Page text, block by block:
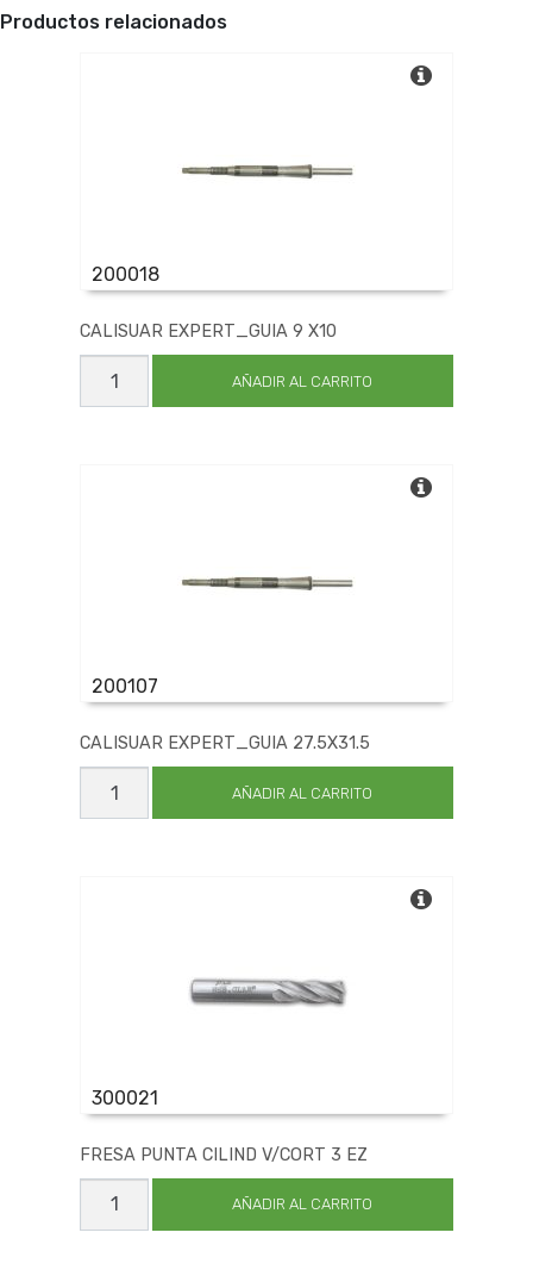
Productos relacionados
200018
CALISUAR EXPERT_GUIA 9 X10
CALISUAR
EXPERT_GUIA
9
AÑADIR AL CARRITO
200107
CALISUAR EXPERT_GUIA 27.5X31.5
CALISUAR
EXPERT_GUIA
27.5X31.5
AÑADIR AL CARRITO
300021
FRESA PUNTA CILIND V/CORT 3 EZ
FRESA
PUNTA
CILIND
AÑADIR AL CARRITO